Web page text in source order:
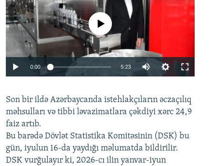
Auto 240p 360p 480p
720p 1080p
No media source currently available
0:00 5:23
360p
480p
720p
1080p
Son bir ildə Azərbaycanda istehlakçıların əczaçılıq
məhsulları və tibbi ləvazimatlara çəkdiyi xərc 24,9
faiz artıb.
Bu barədə Dövlət Statistika Komitəsinin (DSK) bu
gün, iyulun 16-da yaydığı məlumatda bildirilir.
DSK vurğulayır ki, 2026-cı ilin yanvar-iyun